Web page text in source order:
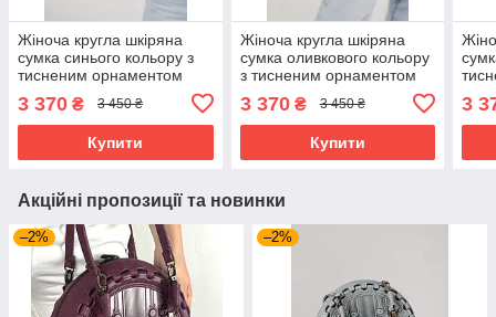
Жіноча кругла шкіряна
сумка синього кольору з
тисненим орнаментом
3 370 ₴ 3 450 ₴
Купити
Жіноча кругла шкіряна
сумка оливкового кольору
з тисненим орнаментом
3 370₴ 3 450 ₴
Купити
3
Акційні пропозиції та новинки
–2% –2%